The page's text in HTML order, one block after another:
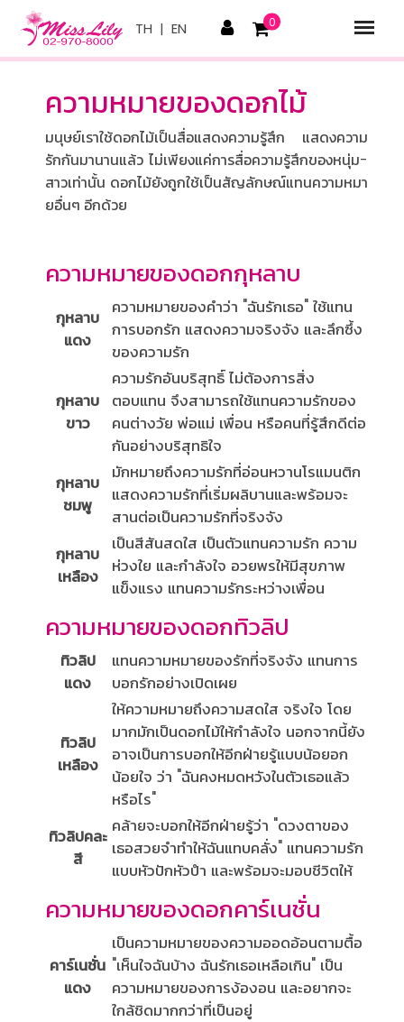
TH | EN 0
ความหมายของดอกไม้
มนุษย์เราใช้ดอกไม้เป็นสื่อแสดงความรู้สึก แสดงความ
รักกันมานานแล้ว ไม่เพียงแค่การสื่อความรู้สึกของหนุ่ม-
สาวเท่านั้น ดอกไม้ยังถูกใช้เป็นสัญลักษณ์แทนความหมา
ยอื่นๆ อีกด้วย
ความหมายของดอกกุหลาบ
กุหลาบ
แดง
ความหมายของคำว่า "ฉันรักเธอ" ใช้แทน
การบอกรัก แสดงความจริงจัง และลึกซึ้ง
ของความรัก
กุหลาบ
ขาว
ความรักอันบริสุทธิ์ ไม่ต้องการสิ่ง
ตอบแทน จึงสามารถใช้แทนความรักของ
คนต่างวัย พ่อแม่ เพื่อน หรือคนที่รู้สึกดีต่อ
กันอย่างบริสุทธิใจ
กุหลาบ
ชมพู
มักหมายถึงความรักที่อ่อนหวานโรแมนติก
แสดงความรักที่เริ่มผลิบานและพร้อมจะ
สานต่อเป็นความรักที่จริงจัง
กุหลาบ
เหลือง
เป็นสีสันสดใส เป็นตัวแทนความรัก ความ
ห่วงใย และกำลังใจ อวยพรให้มีสุขภาพ
แข็งแรง แทนความรักระหว่างเพื่อน
ความหมายของดอกทิวลิป
ทิวลิป
แดง
แทนความหมายของรักที่จริงจัง แทนการ
บอกรักอย่างเปิดเผย
ทิวลิป
เหลือง
ให้ความหมายถึงความสดใส จริงใจ โดย
มากมักเป็นดอกไม้ให้กำลังใจ นอกจากนี้ยัง
อาจเป็นการบอกให้อีกฝ่ายรู้แบบน้อยอก
น้อยใจ ว่า "ฉันคงหมดหวังในตัวเธอแล้ว
หรือไร"
ทิวลิปคละ
สี
คล้ายจะบอกให้อีกฝ่ายรู้ว่า "ดวงตาของ
เธอสวยจำทำให้ฉันแทบคลั่ง" แทนความรัก
แบบหัวปักหัวปำ และพร้อมจะมอบชีวิตให้
ความหมายของดอกคาร์เนชั่น
คาร์เนชั่น
แดง
เป็นความหมายของความออดอ้อนตามตื้อ
"เห็นใจฉันบ้าง ฉันรักเธอเหลือเกิน" เป็น
ความหมายของการง้องอน และอยากจะ
ใกล้ชิดมากกว่าที่เป็นอยู่